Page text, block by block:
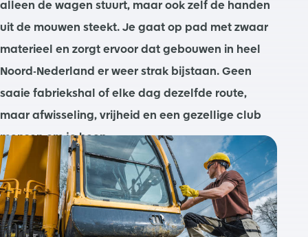
alleen de wagen stuurt, maar ook zelf de handen
uit de mouwen steekt. Je gaat op pad met zwaar
materieel en zorgt ervoor dat gebouwen in heel
Noord-Nederland er weer strak bijstaan. Geen
saaie fabriekshal of elke dag dezelfde route,
maar afwisseling, vrijheid en een gezellige club
mensen om je heen.